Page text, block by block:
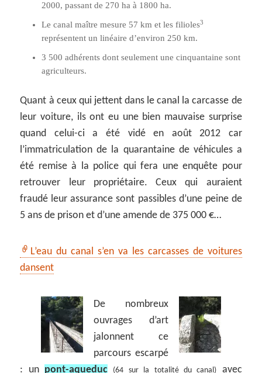
2000, passant de 270 ha à 1800 ha.
Le canal maître mesure 57 km et les filioles3
représentent un linéaire d’environ 250 km.
3 500 adhérents dont seulement une cinquantaine sont
agriculteurs.
Quant à ceux qui jettent dans le canal la carcasse de
leur voiture, ils ont eu une bien mauvaise surprise
quand celui-ci a été vidé en août 2012 car
l’immatriculation de la quarantaine de véhicules a
été remise à la police qui fera une enquête pour
retrouver leur propriétaire. Ceux qui auraient
fraudé leur assurance sont passibles d’une peine de
5 ans de prison et d’une amende de 375 000 €…
L’eau du canal s’en va les carcasses de voitures
dansent
De nombreux
ouvrages d’art
jalonnent ce
parcours escarpé
: un pont-aqueduc (64 sur la totalité du canal)
avec